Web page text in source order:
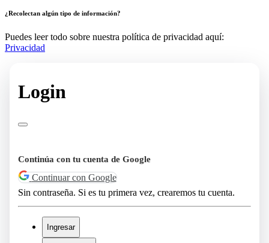
¿Recolectan algún tipo de información?
Puedes leer todo sobre nuestra política de privacidad aquí:
Privacidad
Login
Continúa con tu cuenta de Google
Continuar con Google
Sin contraseña. Si es tu primera vez, crearemos tu cuenta.
Ingresar